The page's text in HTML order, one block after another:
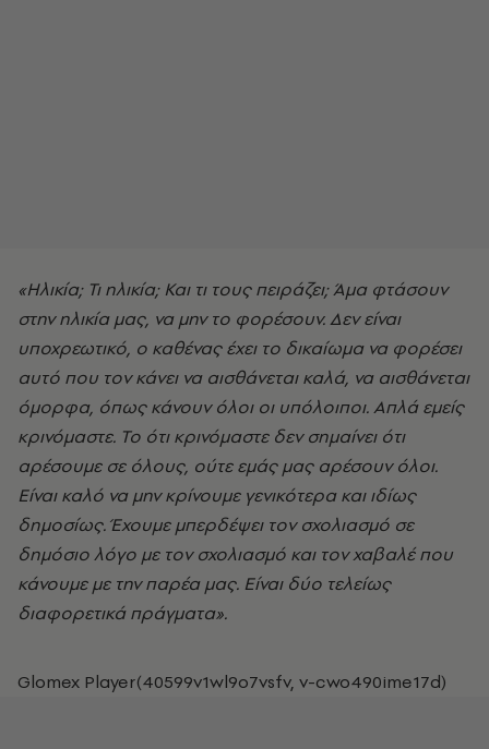
«Ηλικία; Τι ηλικία; Και τι τους πειράζει; Άμα φτάσουν
στην ηλικία μας, να μην το φορέσουν. Δεν είναι
υποχρεωτικό, ο καθένας έχει το δικαίωμα να φορέσει
αυτό που τον κάνει να αισθάνεται καλά, να αισθάνεται
όμορφα, όπως κάνουν όλοι οι υπόλοιποι. Απλά εμείς
κρινόμαστε. Το ότι κρινόμαστε δεν σημαίνει ότι
αρέσουμε σε όλους, ούτε εμάς μας αρέσουν όλοι.
Είναι καλό να μην κρίνουμε γενικότερα και ιδίως
δημοσίως. Έχουμε μπερδέψει τον σχολιασμό σε
δημόσιο λόγο με τον σχολιασμό και τον χαβαλέ που
κάνουμε με την παρέα μας. Είναι δύο τελείως
διαφορετικά πράγματα».
Glomex Player(40599v1wl9o7vsfv, v-cwo490ime17d)